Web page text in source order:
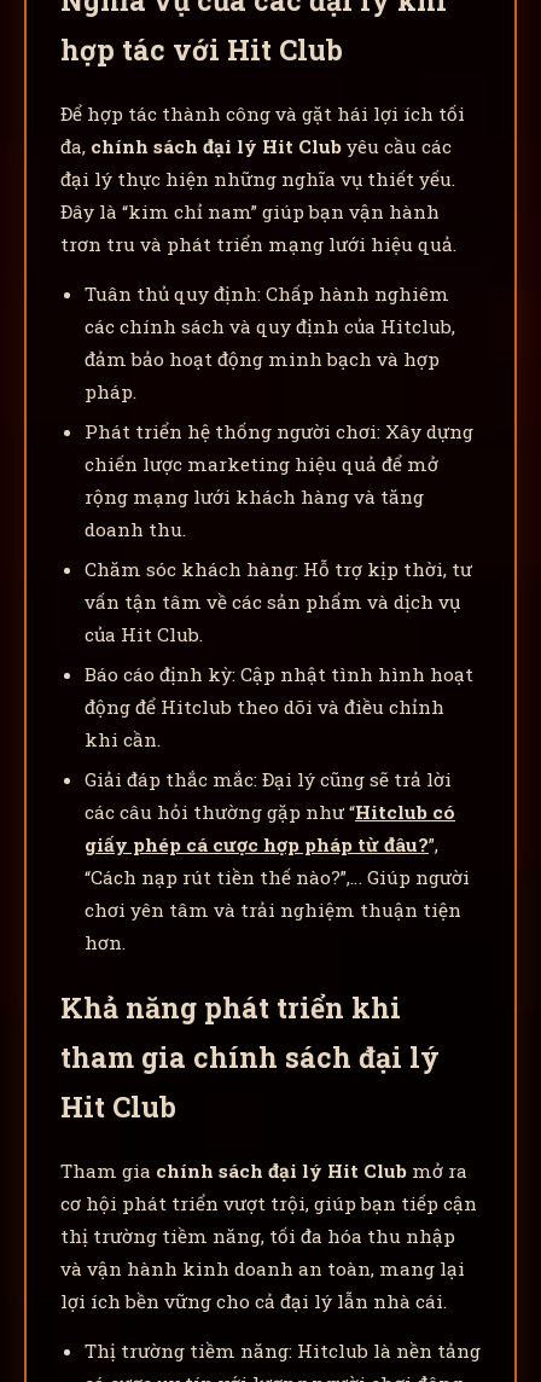
hợp tác với Hit Club
Để hợp tác thành công và gặt hái lợi ích tối
đa, chính sách đại lý Hit Club yêu cầu các
đại lý thực hiện những nghĩa vụ thiết yếu.
Đây là “kim chỉ nam” giúp bạn vận hành
trơn tru và phát triển mạng lưới hiệu quả.
Tuân thủ quy định: Chấp hành nghiêm
các chính sách và quy định của Hitclub,
đảm bảo hoạt động minh bạch và hợp
pháp.
Phát triển hệ thống người chơi: Xây dựng
chiến lược marketing hiệu quả để mở
rộng mạng lưới khách hàng và tăng
doanh thu.
Chăm sóc khách hàng: Hỗ trợ kịp thời, tư
vấn tận tâm về các sản phẩm và dịch vụ
của Hit Club.
Báo cáo định kỳ: Cập nhật tình hình hoạt
động để Hitclub theo dõi và điều chỉnh
khi cần.
Giải đáp thắc mắc: Đại lý cũng sẽ trả lời
các câu hỏi thường gặp như “Hitclub có
giấy phép cá cược hợp pháp từ đâu?”,
“Cách nạp rút tiền thế nào?”,… Giúp người
chơi yên tâm và trải nghiệm thuận tiện
hơn.
Khả năng phát triển khi
tham gia chính sách đại lý
Hit Club
Tham gia chính sách đại lý Hit Club mở ra
cơ hội phát triển vượt trội, giúp bạn tiếp cận
thị trường tiềm năng, tối đa hóa thu nhập
và vận hành kinh doanh an toàn, mang lại
lợi ích bền vững cho cả đại lý lẫn nhà cái.
Thị trường tiềm năng: Hitclub là nền tảng